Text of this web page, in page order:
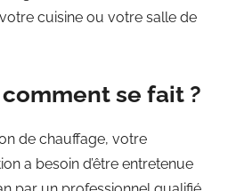
cuisine ou votre salle de
comment se fait ?
de chauffage, votre
a besoin d’être entretenue